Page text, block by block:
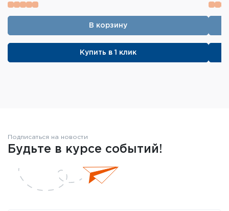
В корзину
Купить в 1 клик
Подписаться на новости
Будьте в курсе событий!